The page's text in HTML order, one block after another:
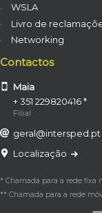
WSLA
Livro de
Networking
Contactos
Maia
+ 351 229820416 *
Filial
geral@intersped.pt
Localização
* Chamada para a rede fixa
** Chamada para a rede